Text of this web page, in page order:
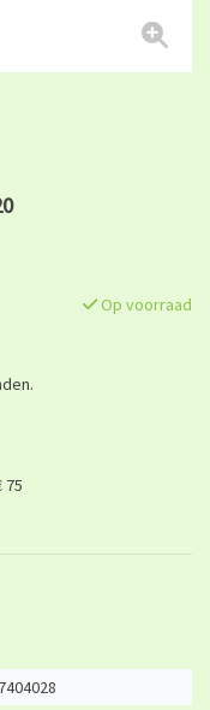
Op voorraad
75